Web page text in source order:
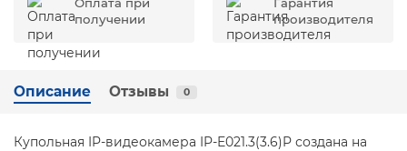
получении
производителя
Описание Отзывы 0
Купольная IP-видеокамера IP-E021.3(3.6)P создана на